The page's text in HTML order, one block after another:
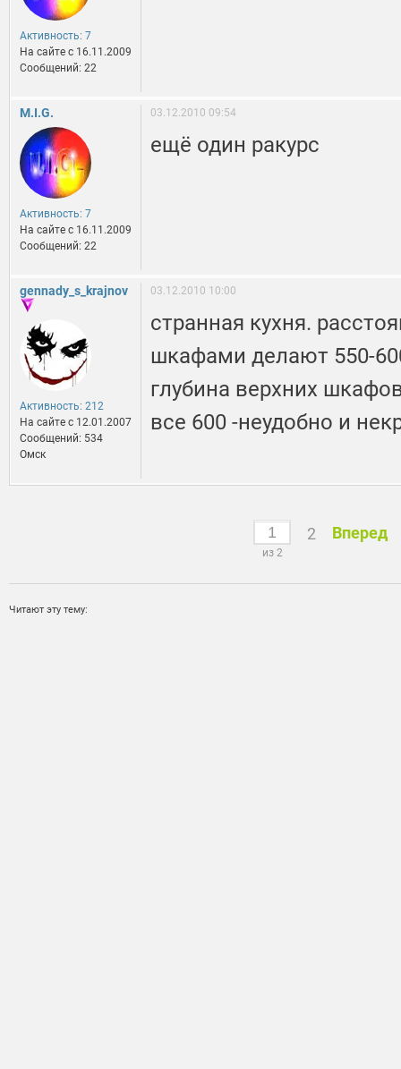
Активность: 7
На сайте c 16.11.2009
Сообщений: 22
M.I.G.
Активность: 7
На сайте c 16.11.2009
Сообщений: 22
03.12.2010 09:54
ещё один ракурс
gennady_s_krajnov
Активность: 212
На сайте c 12.01.2007
Сообщений: 534
Омск
03.12.2010 10:00
странная кухня.
шкафами делают 550-
глубина верхних
все 600 -неудобно и
из 2
2 Вперед
Читают эту тему: